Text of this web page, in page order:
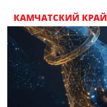
КАМЧАТСКИЙ КРАЙ